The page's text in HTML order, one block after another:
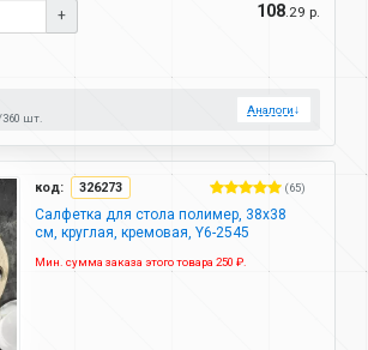
+ 108 .29 р.
360 шт.
Аналоги↓
код: 326273 (65)
Салфетка для стола полимер, 38х38
см, круглая, кремовая, Y6-2545
Мин. сумма заказа этого товара 250 ₽.